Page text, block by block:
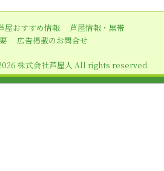
屋おすすめ情報
芦屋情報・黒帯
広告掲載のお問合せ
株式会社芦屋人 All rights reserved.